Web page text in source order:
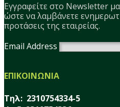
Εγγραφείτε στο Νewsletter
ώστε να λαμβάνετε
προτάσεις της εταιρείας.
Email Address
ΕΠΙΚΟΙΝΩΝΙΑ
Τηλ: 2310754334-5